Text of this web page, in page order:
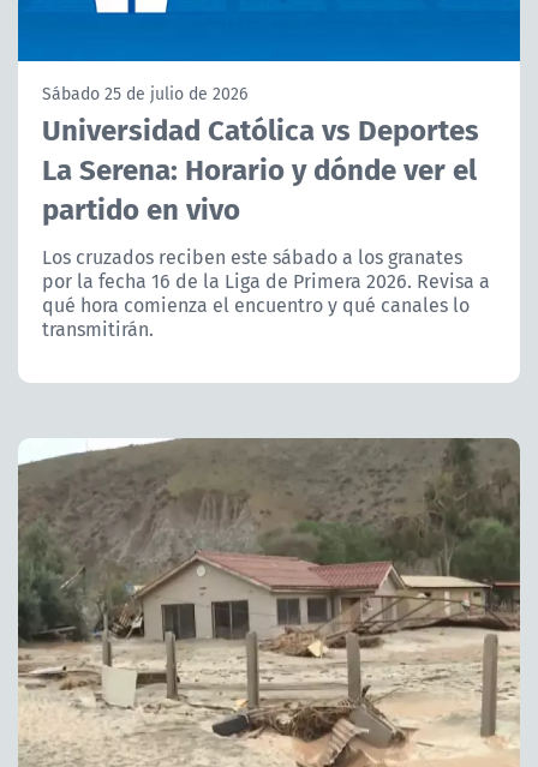
TELESERIES
ACTUALIDAD Y TENDENCIAS
CORPORATIVO Y TRANSPARENCIA
CANAL DE DENUNCIAS
ÁREA DE PROYECTOS
Sábado 25 de julio de 2026
Universidad Católica vs Deportes
La Serena: Horario y dónde ver el
partido en vivo
Los cruzados reciben este sábado a los granates
por la fecha 16 de la Liga de Primera 2026. Revisa a
qué hora comienza el encuentro y qué canales lo
transmitirán.